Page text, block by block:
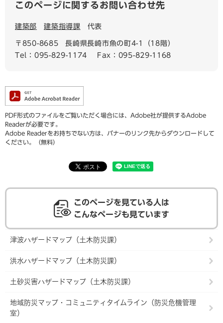
このページに関するお問い合わせ先
建築部 建築指導課 代表
〒850-8685
長崎県長崎市魚の町4-1（18階）
Tel：095-829-1174
Fax：095-829-1168
PDF形式のファイルをご覧いただく場合には、Adobe社が提供するAdobe
Readerが必要です。
Adobe Readerをお持ちでない方は、バナーのリンク先からダウンロードして
ください。（無料）
このページを見ている人は
こんなページも見ています
津波ハザードマップ（土木防災課）
洪水ハザードマップ（土木防災課）
土砂災害ハザードマップ（土木防災課）
地域防災マップ・コミュニティタイムライン（防災危機管理
室）